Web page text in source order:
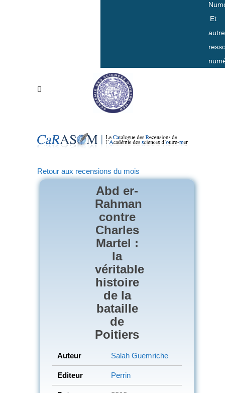
Et
Retour aux recensions du mois
Abd er-
Rahman
contre
Charles
Martel :
la
véritable
histoire
de la
bataille
de
Poitiers
Auteur Salah Guemriche
Editeur Perrin